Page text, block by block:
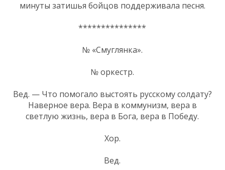
минуты затишья бойцов поддерживала песня.
***************
№ «Смуглянка».
№ оркестр.
Вед. — Что помогало выстоять русскому солдату?
Наверное вера. Вера в коммунизм, вера в
светлую жизнь, вера в Бога, вера в Победу.
Хор.
Вед.